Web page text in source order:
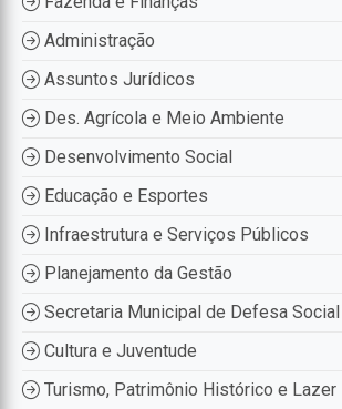
Administração
Assuntos Jurídicos
Des. Agrícola e Meio Ambiente
Desenvolvimento Social
Educação e Esportes
Infraestrutura e Serviços Públicos
Planejamento da Gestão
Secretaria Municipal de Defesa
Cultura e Juventude
Turismo, Patrimônio Histórico e Lazer